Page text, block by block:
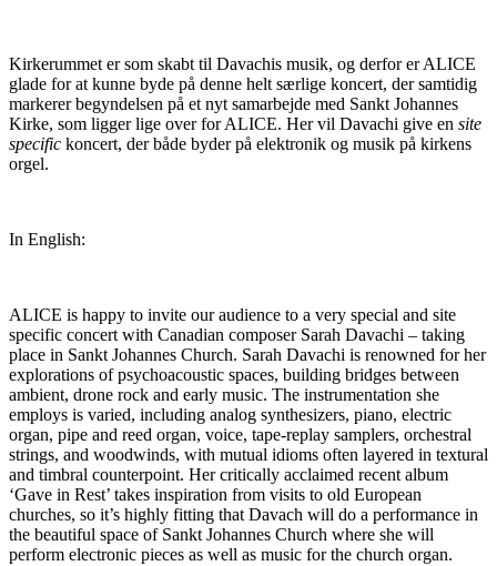
Kirkerummet er som skabt til Davachis musik, og derfor er ALICE
glade for at kunne byde på denne helt særlige koncert, der samtidig
markerer begyndelsen på et nyt samarbejde med Sankt Johannes
Kirke, som ligger lige over for ALICE. Her vil Davachi give en site
specific koncert, der både byder på elektronik og musik på kirkens
orgel.
In English:
ALICE is happy to invite our audience to a very special and site
specific concert with Canadian composer Sarah Davachi – taking
place in Sankt Johannes Church. Sarah Davachi is renowned for her
explorations of psychoacoustic spaces, building bridges between
ambient, drone rock and early music. The instrumentation she
employs is varied, including analog synthesizers, piano, electric
organ, pipe and reed organ, voice, tape-replay samplers, orchestral
strings, and woodwinds, with mutual idioms often layered in textural
and timbral counterpoint. Her critically acclaimed recent album
‘Gave in Rest’ takes inspiration from visits to old European
churches, so it’s highly fitting that Davach will do a performance in
the beautiful space of Sankt Johannes Church where she will
perform electronic pieces as well as music for the church organ.